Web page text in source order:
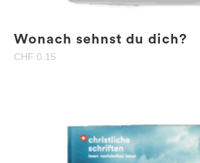
Wonach sehnst du dich?
CHF 0.15